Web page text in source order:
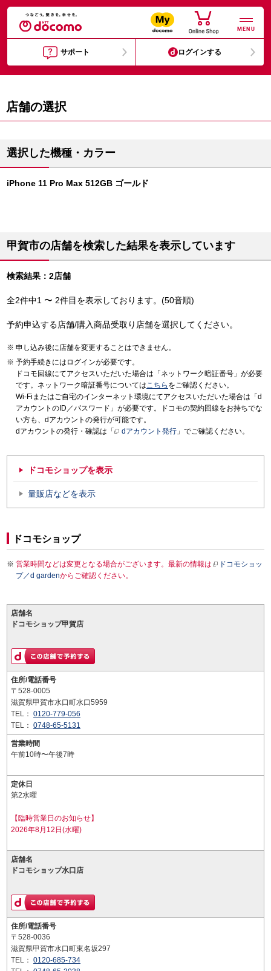
MENU
サポート ログインする
店舗の選択
選択した機種・カラー
iPhone 11 Pro Max 512GB ゴールド
甲賀市の店舗を検索した結果を表示しています
検索結果：2店舗
全2件中1 〜 2件目を表示しております。(50音順)
予約申込する店舗/購入商品受取り店舗を選択してください。
申し込み後に店舗を変更することはできません。
予約手続きにはログインが必要です。
ドコモ回線にてアクセスいただいた場合は「ネットワーク暗証番号」が必要
です。ネットワーク暗証番号についてはこちら をご確認ください。
Wi-Fiまたはご自宅のインターネット環境にてアクセスいただいた場合は「d
アカウントのID／パスワード」が必要です。ドコモの契約回線をお持ちでな
い方も、dアカウントの発行が可能です。
dアカウントの発行・確認は「
dアカウント発行 」でご確認ください。
ドコモショップを表示
量販店などを表示
ドコモショップ
営業時間などは変更となる場合がございます。最新の情報は
ドコモショッ
プ／d gardenからご確認ください。
店舗名
ドコモショップ甲賀店
住所/電話番号
〒528-0005
滋賀県甲賀市水口町水口5959
TEL： 0120-779-056
TEL： 0748-65-5131
営業時間
午前10時〜午後7時
定休日
第2水曜
【臨時営業日のお知らせ】
2026年8月12日(水曜)
店舗名
ドコモショップ水口店
住所/電話番号
〒528-0036
滋賀県甲賀市水口町東名坂297
TEL： 0120-685-734